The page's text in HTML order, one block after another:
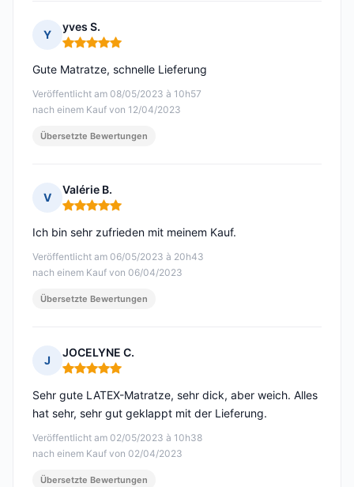
Y
yves S.
Hinweis: 5 von 5
Veröffentlicht am 08/05/2023 à 10h57
nach einem Kauf von 12/04/2023
Gute Matratze, schnelle Lieferung
Übersetzte Bewertungen
V
Valérie B.
Hinweis: 5 von 5
Veröffentlicht am 06/05/2023 à 20h43
nach einem Kauf von 06/04/2023
Ich bin sehr zufrieden mit meinem Kauf.
Übersetzte Bewertungen
J
JOCELYNE C.
Hinweis: 5 von 5
Veröffentlicht am 02/05/2023 à 10h38
nach einem Kauf von 02/04/2023
Sehr gute LATEX-Matratze, sehr dick, aber weich. Alles
hat sehr, sehr gut geklappt mit der Lieferung.
Übersetzte Bewertungen